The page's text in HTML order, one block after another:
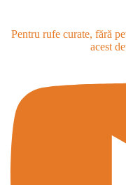
Pentru rufe curate, fără
acest